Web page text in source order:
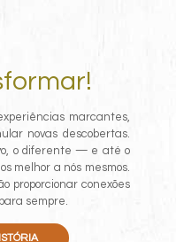
marcantes,
novas descobertas.
o diferente — e até o
melhor a nós mesmos.
proporcionar conexões
sempre.